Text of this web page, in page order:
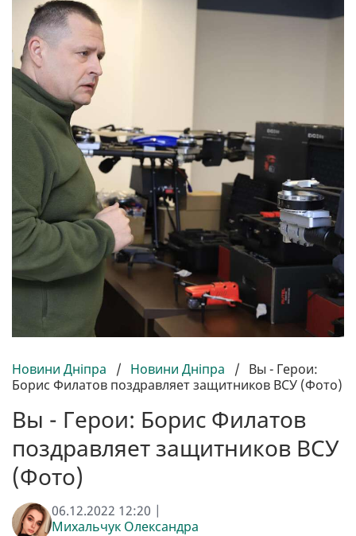
Новини Дніпра / Новини Дніпра / Вы - Герои:
Борис Филатов поздравляет защитников ВСУ (Фото)
Вы - Герои: Борис Филатов
поздравляет защитников ВСУ
(Фото)
06.12.2022 12:20 |
Михальчук Олександра